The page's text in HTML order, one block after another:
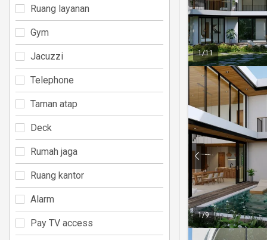
1/11
1/9
Ruang layanan
Gym
Jacuzzi
Telephone
Taman atap
Deck
Rumah jaga
Ruang kantor
Alarm
Pay TV access